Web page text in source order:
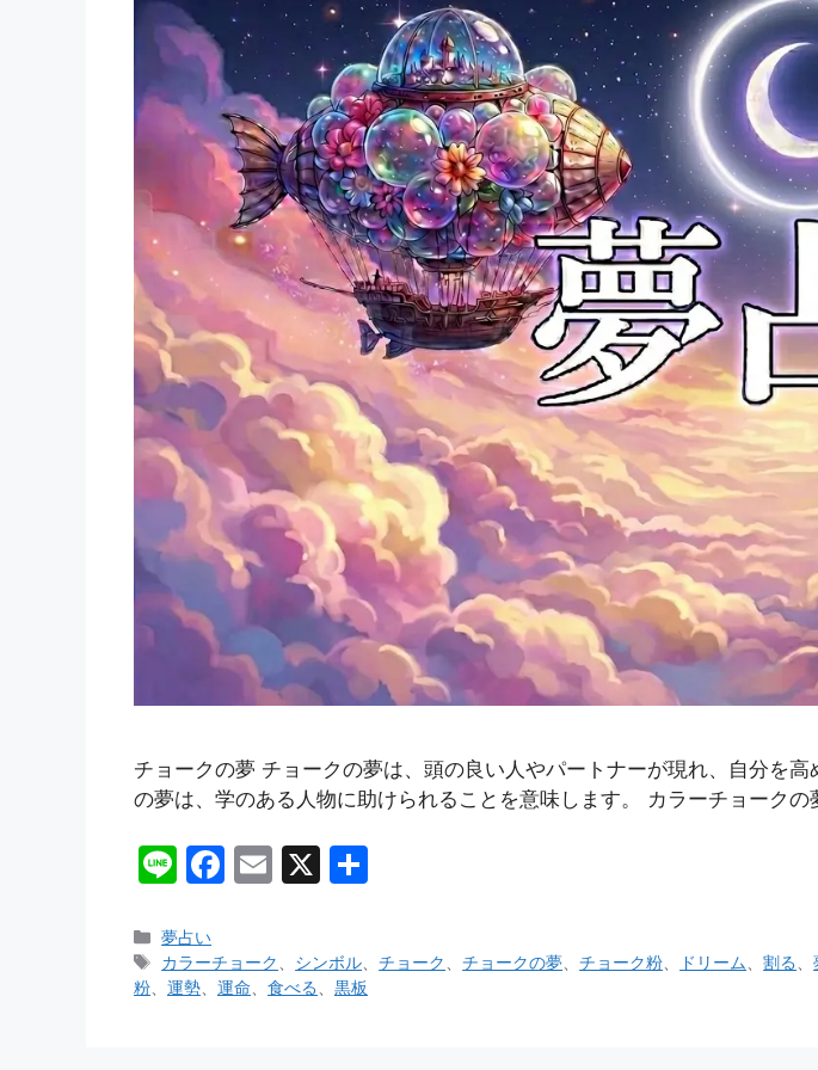
チョークの夢 チョークの夢は、頭の良い人やパートナーが現れ、自分を
の夢は、学のある人物に助けられることを意味します。 カラーチョーク
Li
e
F
e
E
l
X
カ
テ
ゴ
夢占い
タ
グ
カラーチョーク シンボル 、チョーク 、チョークの夢 、チョーク粉 ドリーム 、割る 、
粉
運勢 運命 食べる 黒板